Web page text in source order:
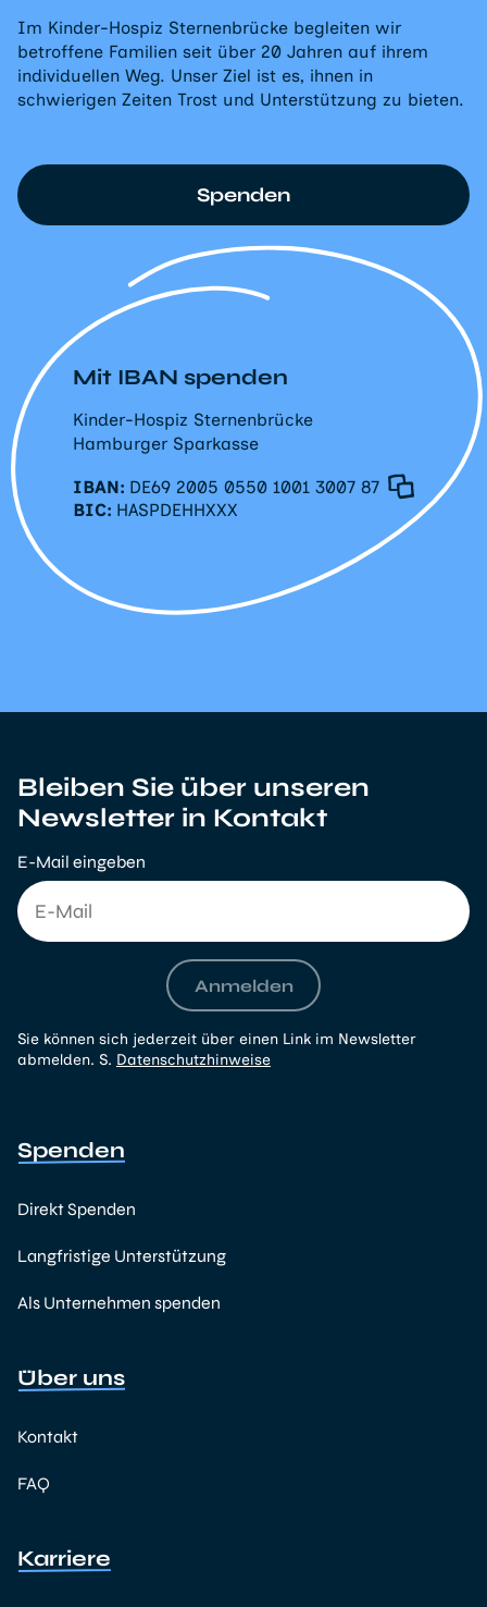
Im Kinder-Hospiz Sternenbrücke begleiten wir
betroffene Familien seit über 20 Jahren auf ihrem
individuellen Weg. Unser Ziel ist es, ihnen in
schwierigen Zeiten Trost und Unterstützung zu bieten.
Mit IBAN spenden
Kinder-Hospiz Sternenbrücke
Hamburger Sparkasse
IBAN: DE69 2005 0550 1001 3007 87
BIC: HASPDEHHXXX
Spenden
Bleiben Sie über unseren
Newsletter in Kontakt
E-Mail eingeben
Anmelden
Sie können sich jederzeit über einen Link im Newsletter
abmelden. S. Datenschutzhinweise
Spenden
Direkt Spenden
Langfristige Unterstützung
Als Unternehmen spenden
Über uns
Kontakt
FAQ
Karriere